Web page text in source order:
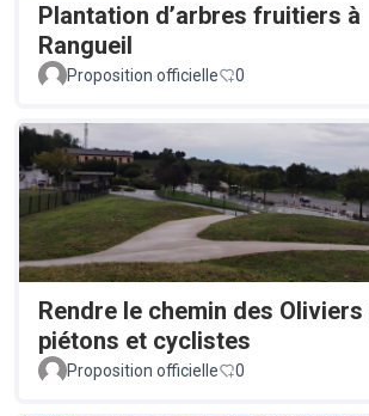
Plantation d’arbres fruitiers à
Rangueil
Proposition officielle 0
Rendre le chemin des Oliviers
piétons et cyclistes
Proposition officielle 0